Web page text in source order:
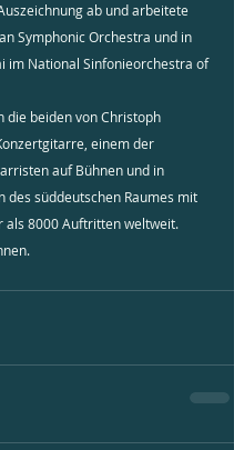
ab und arbeitete
Symphonic Orchestra und in
im National Sinfonieorchestra of
die beiden von Christoph
einem der
auf Bühnen und in
des süddeutschen Raumes mit
als 8000 Auftritten weltweit.